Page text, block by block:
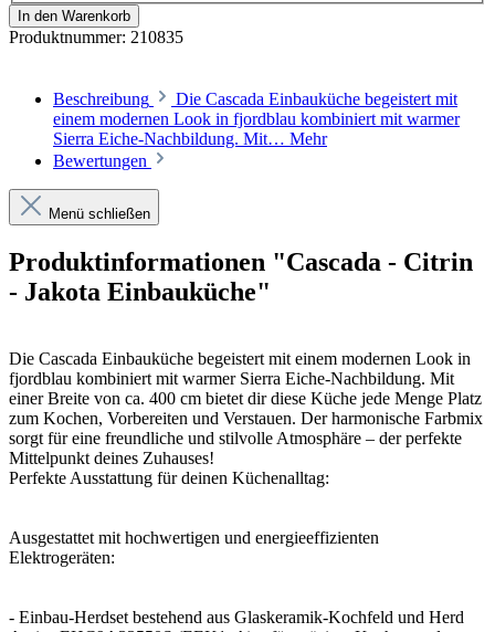
In den Warenkorb
Produktnummer: 210835
Beschreibung
Die Cascada Einbauküche begeistert mit
einem modernen Look in fjordblau kombiniert mit warmer
Sierra Eiche-Nachbildung. Mit… Mehr
Bewertungen
Menü schließen
Produktinformationen "Cascada - Citrin
- Jakota Einbauküche"
Die Cascada Einbauküche begeistert mit einem modernen Look in
fjordblau kombiniert mit warmer Sierra Eiche-Nachbildung. Mit
einer Breite von ca. 400 cm bietet dir diese Küche jede Menge Platz
zum Kochen, Vorbereiten und Verstauen. Der harmonische Farbmix
sorgt für eine freundliche und stilvolle Atmosphäre – der perfekte
Mittelpunkt deines Zuhauses!
Perfekte Ausstattung für deinen Küchenalltag:
Ausgestattet mit hochwertigen und energieeffizienten
Elektrogeräten:
- Einbau-Herdset bestehend aus Glaskeramik-Kochfeld und Herd